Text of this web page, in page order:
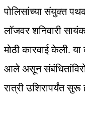
पोलिसांच्या संयुक्त
लॉजवर शनिवारी
मोठी कारवाई केली. या
आले असून
रात्री उशिरापर्यंत सुरू